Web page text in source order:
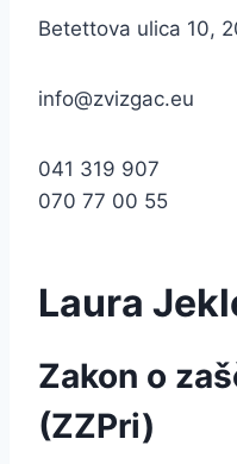
Betettova ulica 10,
info@zvizgac.eu
041 319 907
070 77 00 55
Laura
Zakon o
(ZZPri)